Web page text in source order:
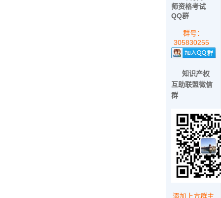
师资格考试
QQ群
群号：
305830255
知识产权
互助联盟微信
群
添加上方群主